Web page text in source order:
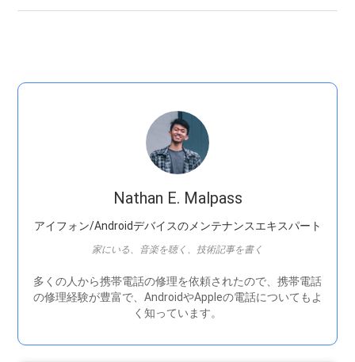
Nathan E. Malpass
アイフォン/Androidデバイスのメンテナンスエキスパート
家にいる、音楽を聴く、技術記事を書く
多くの人から携帯電話の修理を依頼されたので、携帯電話
の修理経験が豊富で、AndroidやAppleの電話についてもよ
く知っています。